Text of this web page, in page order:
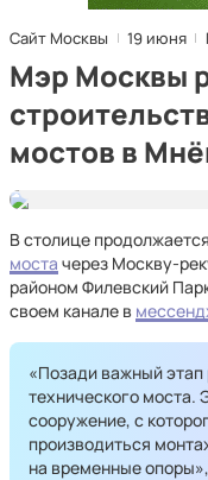
Сайт Москвы 19 июня
Мэр Москвы
мостов в
В столице
моста через Москву-
районом Филевский
своем канале в
«Позади важный
технического моста.
сооружение, с
производиться
на временные